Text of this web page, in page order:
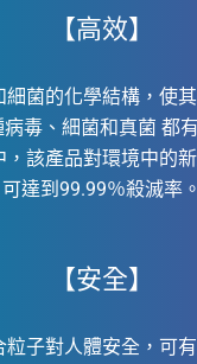
【高效】
細菌的化學結構，使
毒、細菌和真菌 都
，該產品對環境中的
可達到99.99％殺滅率。
【安全】
粒子對人體安全，可